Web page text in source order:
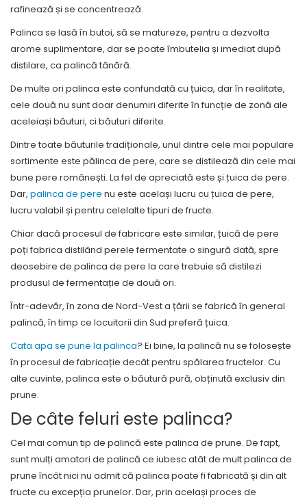
rafinează și se concentrează.
Palinca se lasă în butoi, să se matureze, pentru a dezvolta
arome suplimentare, dar se poate îmbutelia și imediat după
distilare, ca palincă tânără.
De multe ori palinca este confundată cu țuica, dar în realitate,
cele două nu sunt doar denumiri diferite în funcție de zonă ale
aceleiași băuturi, ci băuturi diferite.
Dintre toate băuturile tradiționale, unul dintre cele mai populare
sortimente este pălinca de pere, care se distilează din cele mai
bune pere românești. La fel de apreciată este și țuica de pere.
Dar, palinca de pere nu este același lucru cu țuica de pere,
lucru valabil și pentru celelalte tipuri de fructe.
Chiar dacă procesul de fabricare este similar, țuică de pere
poți fabrica distilând perele fermentate o singură dată, spre
deosebire de palinca de pere la care trebuie să distilezi
produsul de fermentație de două ori.
Într-adevăr, în zona de Nord-Vest a țării se fabrică în general
palincă, în timp ce locuitorii din Sud preferă țuica.
Cata apa se pune la palinca? Ei bine, la palincă nu se folosește
în procesul de fabricație decât pentru spălarea fructelor. Cu
alte cuvinte, palinca este o băutură pură, obținută exclusiv din
prune.
De câte feluri este palinca?
Cel mai comun tip de palincă este palinca de prune. De fapt,
sunt mulți amatori de palincă ce iubesc atât de mult palinca de
prune încât nici nu admit că palinca poate fi fabricată și din alt
fructe cu excepția prunelor. Dar, prin același proces de